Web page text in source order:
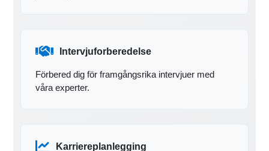
Intervjuforberedelse
Förbered dig för framgångsrika intervjuer med
våra experter.
Karriereplanlegging